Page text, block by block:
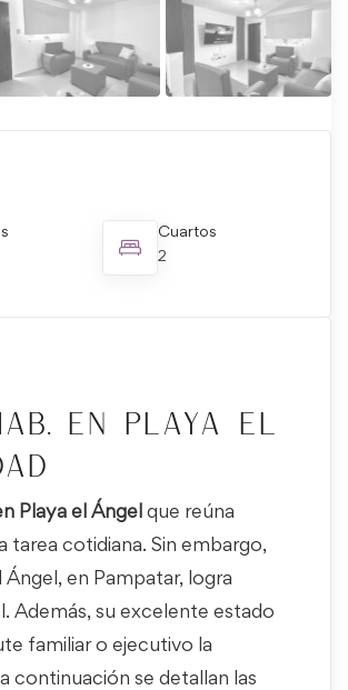
Cuartos
2
en Playa el
Playa el Ángel que reúna
tarea cotidiana. Sin embargo,
en Pampatar, logra
Además, su excelente estado
familiar o ejecutivo la
continuación se detallan las